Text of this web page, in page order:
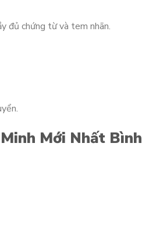
đủ chứng từ và tem nhãn.
Mới Nhất Bình